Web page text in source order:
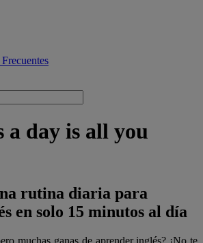
a day is all you
rutina diaria para
en solo 15 minutos al día
muchas ganas de aprender inglés? ¡No te